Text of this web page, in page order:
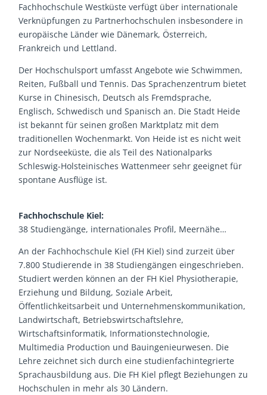
Fachhochschule Westküste verfügt über internationale
Verknüpfungen zu Partnerhochschulen insbesondere in
europäische Länder wie Dänemark, Österreich,
Frankreich und Lettland.
Der Hochschulsport umfasst Angebote wie Schwimmen,
Reiten, Fußball und Tennis. Das Sprachenzentrum bietet
Kurse in Chinesisch, Deutsch als Fremdsprache,
Englisch, Schwedisch und Spanisch an. Die Stadt Heide
ist bekannt für seinen großen Marktplatz mit dem
traditionellen Wochenmarkt. Von Heide ist es nicht weit
zur Nordseeküste, die als Teil des Nationalparks
Schleswig-Holsteinisches Wattenmeer sehr geeignet für
spontane Ausflüge ist.
Fachhochschule Kiel:
38 Studiengänge, internationales Profil, Meernähe…
An der Fachhochschule Kiel (FH Kiel) sind zurzeit über
7.800 Studierende in 38 Studiengängen eingeschrieben.
Studiert werden können an der FH Kiel Physiotherapie,
Erziehung und Bildung, Soziale Arbeit,
Öffentlichkeitsarbeit und Unternehmenskommunikation,
Landwirtschaft, Betriebswirtschaftslehre,
Wirtschaftsinformatik, Informationstechnologie,
Multimedia Production und Bauingenieurwesen. Die
Lehre zeichnet sich durch eine studienfachintegrierte
Sprachausbildung aus. Die FH Kiel pflegt Beziehungen zu
Hochschulen in mehr als 30 Ländern.